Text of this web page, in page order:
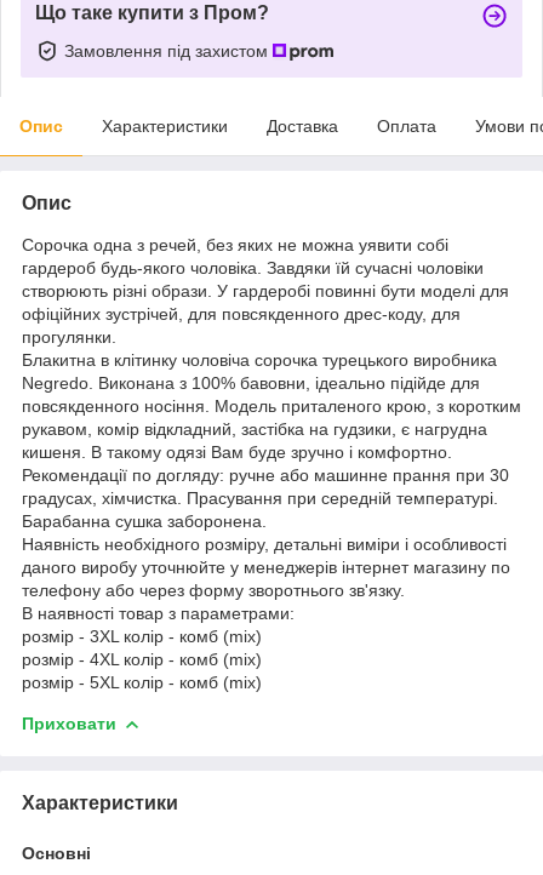
Що таке купити з Пром?
Замовлення під захистом
Опис Характеристики Доставка Оплата Умови
Опис
Сорочка одна з речей, без яких не можна уявити собі
гардероб будь-якого чоловіка. Завдяки їй сучасні чоловіки
створюють різні образи. У гардеробі повинні бути моделі для
офіційних зустрічей, для повсякденного дрес-коду, для
прогулянки.
Блакитна в клітинку чоловіча сорочка турецького виробника
Negredo. Виконана з 100% бавовни, ідеально підійде для
повсякденного носіння. Модель приталеного крою, з коротким
рукавом, комір відкладний, застібка на гудзики, є нагрудна
кишеня. В такому одязі Вам буде зручно і комфортно.
Рекомендації по догляду: ручне або машинне прання при 30
градусах, хімчистка. Прасування при середній температурі.
Барабанна сушка заборонена.
Наявність необхідного розміру, детальні виміри і особливості
даного виробу уточнюйте у менеджерів інтернет магазину по
телефону або через форму зворотнього зв'язку.
В наявності товар з параметрами:
розмір - 3XL колір - комб (mix)
розмір - 4XL колір - комб (mix)
розмір - 5XL колір - комб (mix)
Приховати
Характеристики
Основні